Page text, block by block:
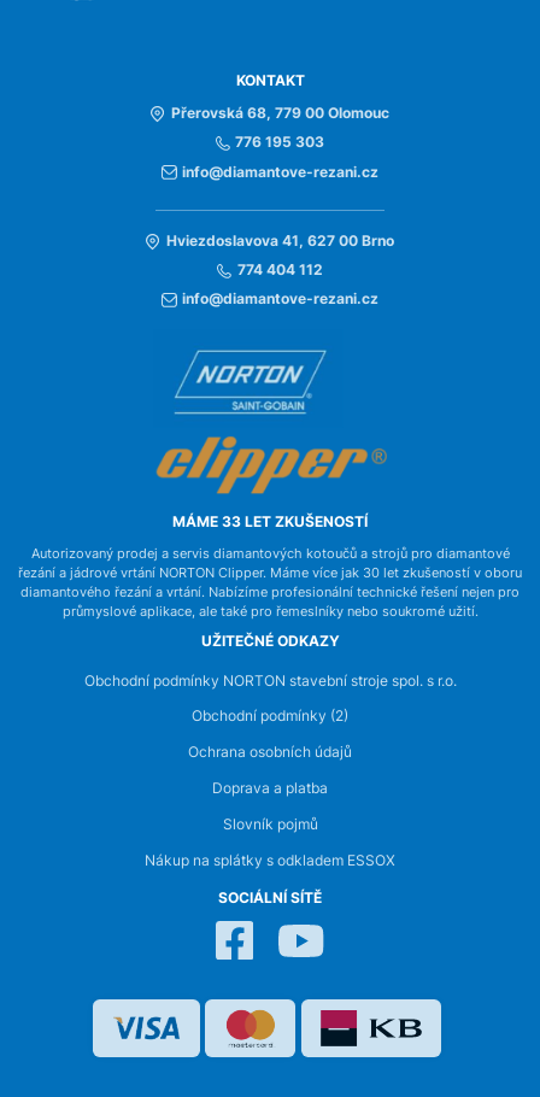
KONTAKT
Přerovská 68, 779 00 Olomouc
776 195 303
info@diamantove-rezani.cz
Hviezdoslavova 41, 627 00 Brno
774 404 112
info@diamantove-rezani.cz
MÁME 33 LET ZKUŠENOSTÍ
Autorizovaný prodej a servis diamantových kotoučů a strojů pro diamantové
řezání a jádrové vrtání NORTON Clipper. Máme více jak 30 let zkušeností v oboru
diamantového řezání a vrtání. Nabízíme profesionální technické řešení nejen pro
průmyslové aplikace, ale také pro řemeslníky nebo soukromé užití.
UŽITEČNÉ ODKAZY
Obchodní podmínky NORTON stavební stroje spol. s r.o.
Obchodní podmínky (2)
Ochrana osobních údajů
Doprava a platba
Slovník pojmů
Nákup na splátky s odkladem ESSOX
SOCIÁLNÍ SÍTĚ